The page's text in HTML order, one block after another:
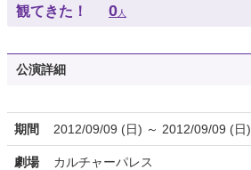
観てきた！ 0人
公演詳細
期間 2012/09/09 (日) ～ 2012/09/09 (日)
劇場 カルチャーパレス